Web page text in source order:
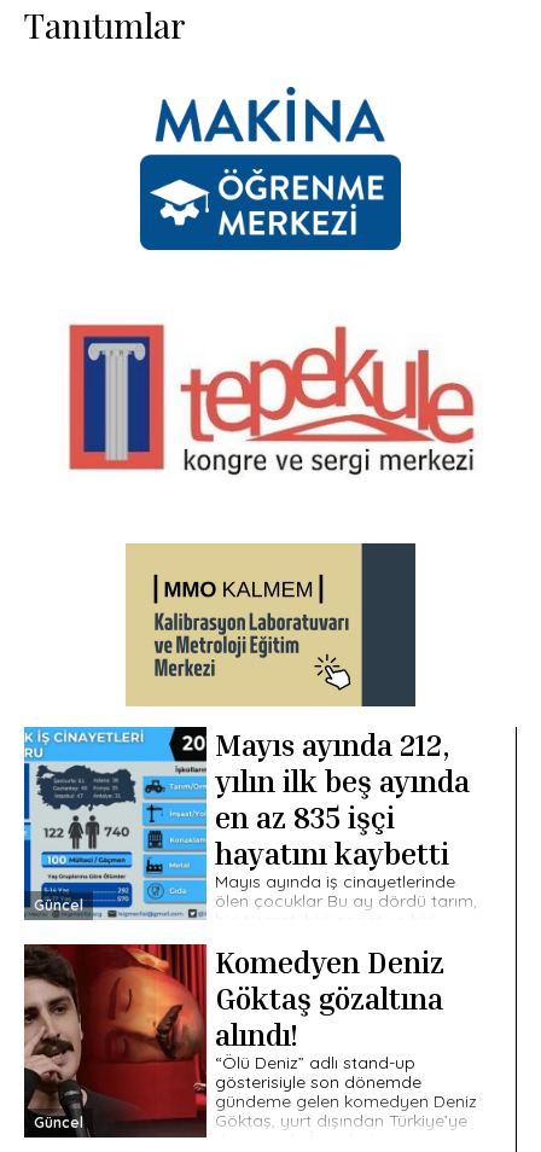
Güncel
Mayıs ayında 212,
yılın ilk beş ayında
en az 835 işçi
hayatını kaybetti
Mayıs ayında iş cinayetlerinde
ölen çocuklar Bu ay dördü tarım,
biri ticaret, biri inşaat ve biri
işçi hayatını kaybetti. […]
Güncel
Komedyen Deniz
Göktaş gözaltına
alındı!
“Ölü Deniz” adlı stand-up
gösterisiyle son dönemde
gündeme gelen komedyen Deniz
Göktaş, yurt dışından Türkiye’ye
dönüşünde İstanbul
Tanıtımlar